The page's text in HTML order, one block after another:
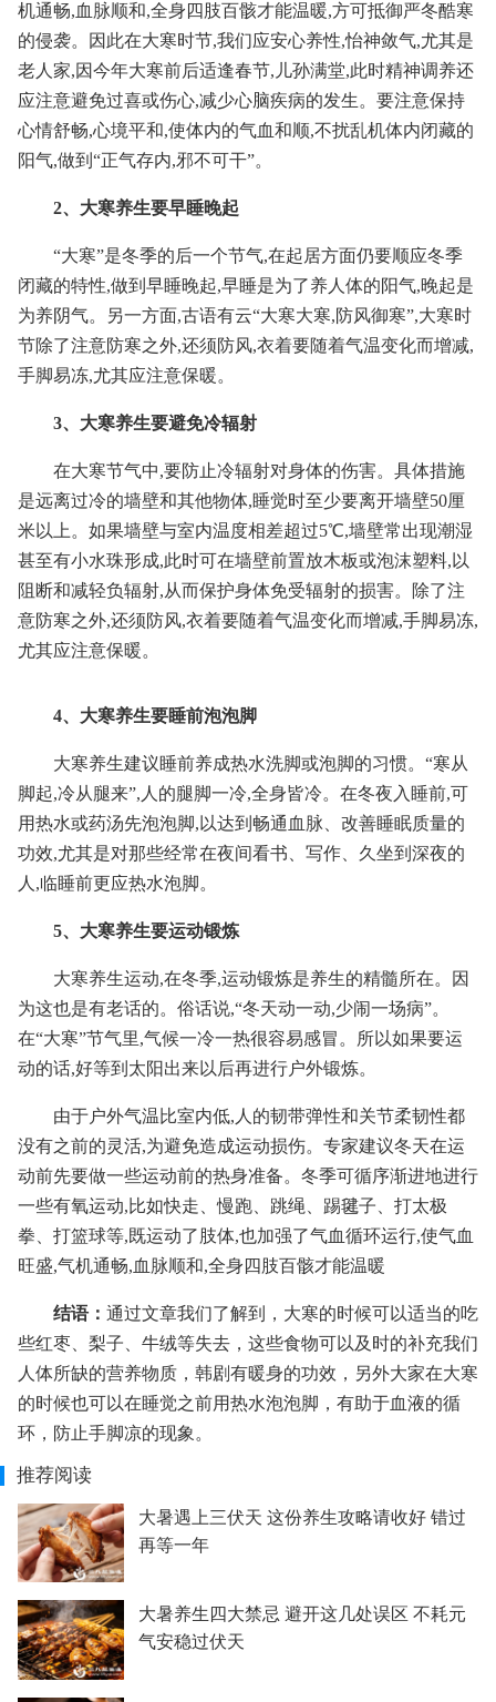
机通畅,血脉顺和,全身四肢百骸才能温暖,方可抵御严冬酷寒
的侵袭。因此在大寒时节,我们应安心养性,怡神敛气,尤其是
老人家,因今年大寒前后适逢春节,儿孙满堂,此时精神调养还
应注意避免过喜或伤心,减少心脑疾病的发生。要注意保持
心情舒畅,心境平和,使体内的气血和顺,不扰乱机体内闭藏的
阳气,做到“正气存内,邪不可干”。
2、大寒养生要早睡晚起
“大寒”是冬季的后一个节气,在起居方面仍要顺应冬季
闭藏的特性,做到早睡晚起,早睡是为了养人体的阳气,晚起是
为养阴气。另一方面,古语有云“大寒大寒,防风御寒”,大寒时
节除了注意防寒之外,还须防风,衣着要随着气温变化而增减,
手脚易冻,尤其应注意保暖。
3、大寒养生要避免冷辐射
在大寒节气中,要防止冷辐射对身体的伤害。具体措施
是远离过冷的墙壁和其他物体,睡觉时至少要离开墙壁50厘
米以上。如果墙壁与室内温度相差超过5℃,墙壁常出现潮湿
甚至有小水珠形成,此时可在墙壁前置放木板或泡沫塑料,以
阻断和减轻负辐射,从而保护身体免受辐射的损害。除了注
意防寒之外,还须防风,衣着要随着气温变化而增减,手脚易冻,
尤其应注意保暖。
4、大寒养生要睡前泡泡脚
大寒养生建议睡前养成热水洗脚或泡脚的习惯。“寒从
脚起,冷从腿来”,人的腿脚一冷,全身皆冷。在冬夜入睡前,可
用热水或药汤先泡泡脚,以达到畅通血脉、改善睡眠质量的
功效,尤其是对那些经常在夜间看书、写作、久坐到深夜的
人,临睡前更应热水泡脚。
5、大寒养生要运动锻炼
大寒养生运动,在冬季,运动锻炼是养生的精髓所在。因
为这也是有老话的。俗话说,“冬天动一动,少闹一场病”。
在“大寒”节气里,气候一冷一热很容易感冒。所以如果要运
动的话,好等到太阳出来以后再进行户外锻炼。
由于户外气温比室内低,人的韧带弹性和关节柔韧性都
没有之前的灵活,为避免造成运动损伤。专家建议冬天在运
动前先要做一些运动前的热身准备。冬季可循序渐进地进行
一些有氧运动,比如快走、慢跑、跳绳、踢毽子、打太极
拳、打篮球等,既运动了肢体,也加强了气血循环运行,使气血
旺盛,气机通畅,血脉顺和,全身四肢百骸才能温暖
结语： 通过文章我们了解到，大寒的时候可以适当的吃
些红枣、梨子、牛绒等失去，这些食物可以及时的补充我们
人体所缺的营养物质，韩剧有暖身的功效，另外大家在大寒
的时候也可以在睡觉之前用热水泡泡脚，有助于血液的循
环，防止手脚凉的现象。
推荐阅读
大暑遇上三伏天 这份养生攻略请收好 错过
再等一年
大暑养生四大禁忌 避开这几处误区 不耗元
气安稳过伏天